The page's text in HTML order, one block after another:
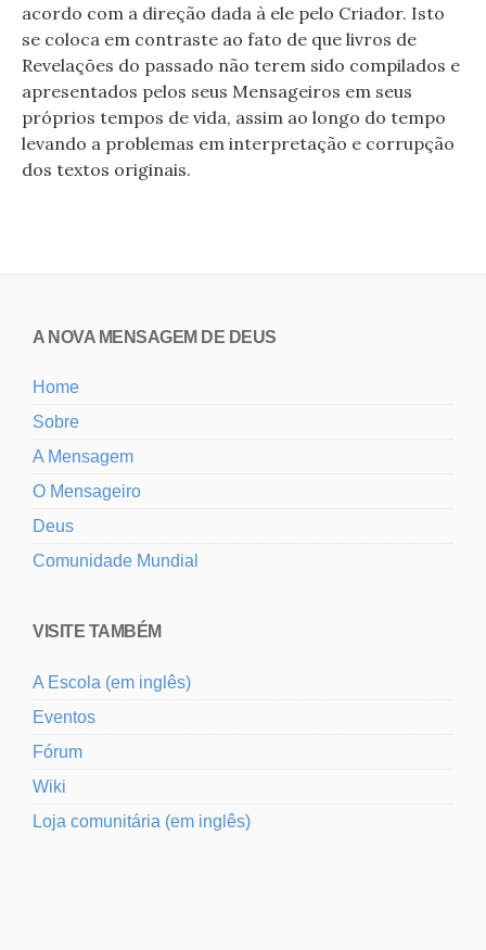
acordo com a direção dada à ele pelo Criador. Isto
se coloca em contraste ao fato de que livros de
Revelações do passado não terem sido compilados e
apresentados pelos seus Mensageiros em seus
próprios tempos de vida, assim ao longo do tempo
levando a problemas em interpretação e corrupção
dos textos originais.
A NOVA MENSAGEM DE DEUS
Home
Sobre
A Mensagem
O Mensageiro
Deus
Comunidade Mundial
VISITE TAMBÉM
A Escola (em inglês)
Eventos
Fórum
Wiki
Loja comunitária (em inglês)